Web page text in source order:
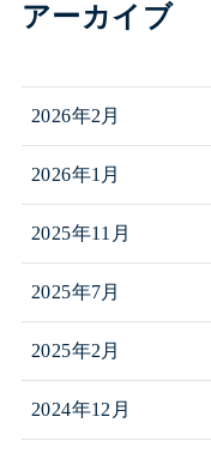
アーカイブ
2026年2月
2026年1月
2025年11月
2025年7月
2025年2月
2024年12月